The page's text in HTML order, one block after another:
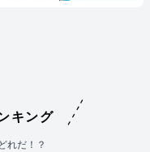
キング
れだ！？